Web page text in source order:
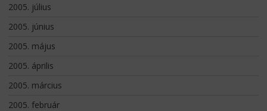
2005. július
2005. június
2005. május
2005. április
2005. március
2005. február